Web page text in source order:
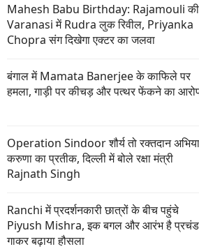
Mahesh Babu Birthday: Rajamouli की
Varanasi में Rudra लुक रिवील, Priyanka
Chopra संग दिखेगा एक्टर का जलवा
बंगाल में Mamata Banerjee के काफिले पर
हमला, गाड़ी पर कीचड़ और पत्थर फेंकने का
Operation Sindoor शौर्य तो रक्तदान
करुणा का प्रतीक, दिल्ली में बोले रक्षा मंत्री
Rajnath Singh
Ranchi में प्रदर्शनकारी छात्रों के बीच पहुंचे
Piyush Mishra, इक बगल और आरंभ है प्रचंड
गाकर बढ़ाया हौसला